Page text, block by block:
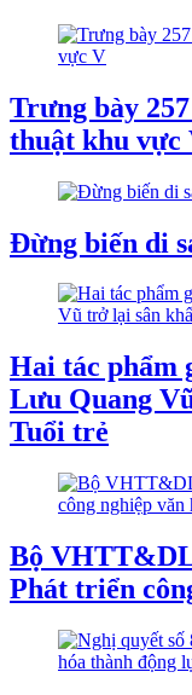
Trưng bày
thuật khu vực
Đừng biến di
Hai tác phẩm
Lưu Quang
Tuổi trẻ
Bộ
Phát triển